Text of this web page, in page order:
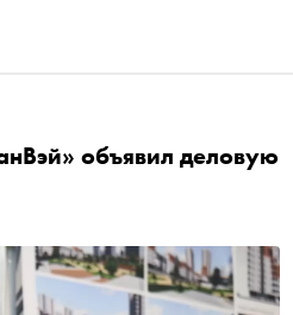
объявил деловую